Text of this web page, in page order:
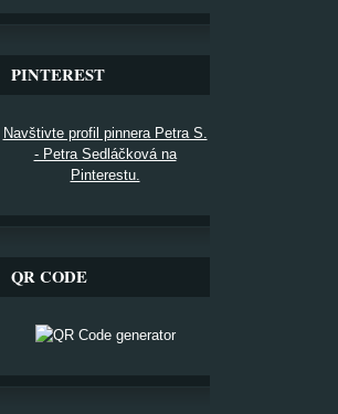
PINTEREST
Navštivte profil pinnera Petra S.
- Petra Sedláčková na
Pinterestu.
QR CODE